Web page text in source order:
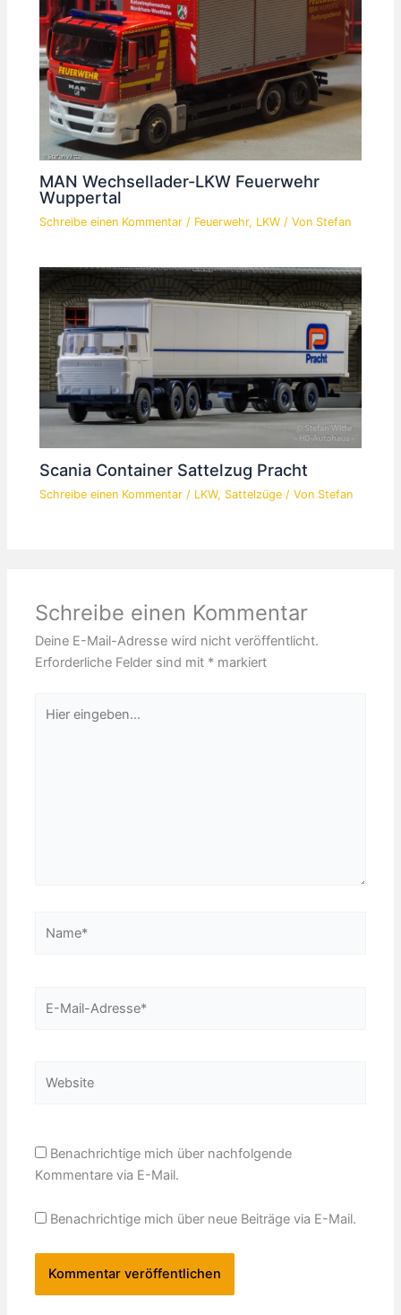
MAN Wechsellader-LKW Feuerwehr
Wuppertal
Schreibe einen Kommentar / Feuerwehr, LKW / Von Stefan
Scania Container Sattelzug Pracht
Schreibe einen Kommentar / LKW, Sattelzüge / Von Stefan
Schreibe einen Kommentar
Deine E-Mail-Adresse wird nicht veröffentlicht.
Erforderliche Felder sind mit * markiert
eingeben…
Mail-
Benachrichtige mich über nachfolgende
Kommentare via E-Mail.
Benachrichtige mich über neue Beiträge via E-Mail.